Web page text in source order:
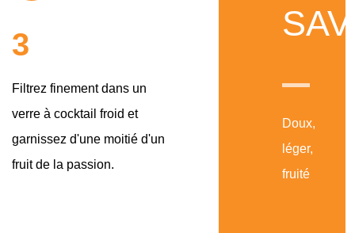
3
Filtrez finement dans un
verre à cocktail froid et
garnissez d'une moitié d'un
fruit de la passion.
Doux,
léger,
fruité